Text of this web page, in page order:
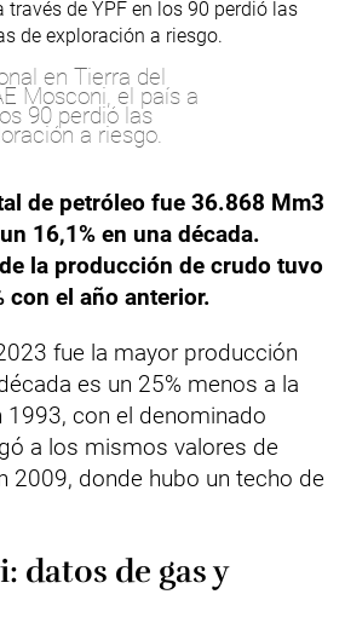
en Tierra del
Mosconi, el país a
90 perdió las
a riesgo.
de petróleo fue 36.868 Mm3
16,1% en una década.
la producción de crudo tuvo
con el año anterior.
fue la mayor producción
es un 25% menos a la
1993, con el denominado
a los mismos valores de
2009, donde hubo un techo de
datos de gas y